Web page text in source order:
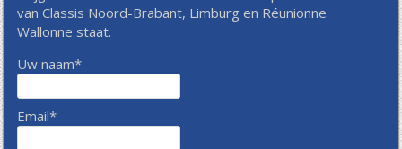
van Classis Noord-Brabant, Limburg en Réunionne
Wallonne staat.
Uw naam*
Email*